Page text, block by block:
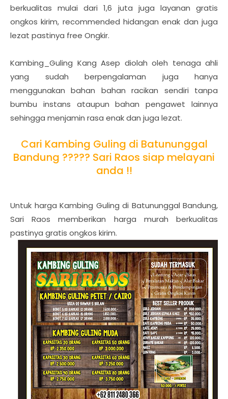
berkualitas mulai dari 1,6 juta juga layanan gratis
ongkos kirim, recommended hidangan enak dan juga
lezat pastinya free Ongkir.
Kambing_Guling Kang Asep diolah oleh tenaga ahli
yang sudah berpengalaman juga hanya
menggunakan bahan bahan racikan sendiri tanpa
bumbu instans ataupun bahan pengawet lainnya
sehingga menjamin rasa enak dan juga lezat.
Cari Kambing Guling di Batununggal
Bandung ????? Sari Raos siap melayani
anda !!
Untuk harga Kambing Guling di Batununggal Bandung,
Sari Raos memberikan harga murah berkualitas
pastinya gratis ongkos kirim.